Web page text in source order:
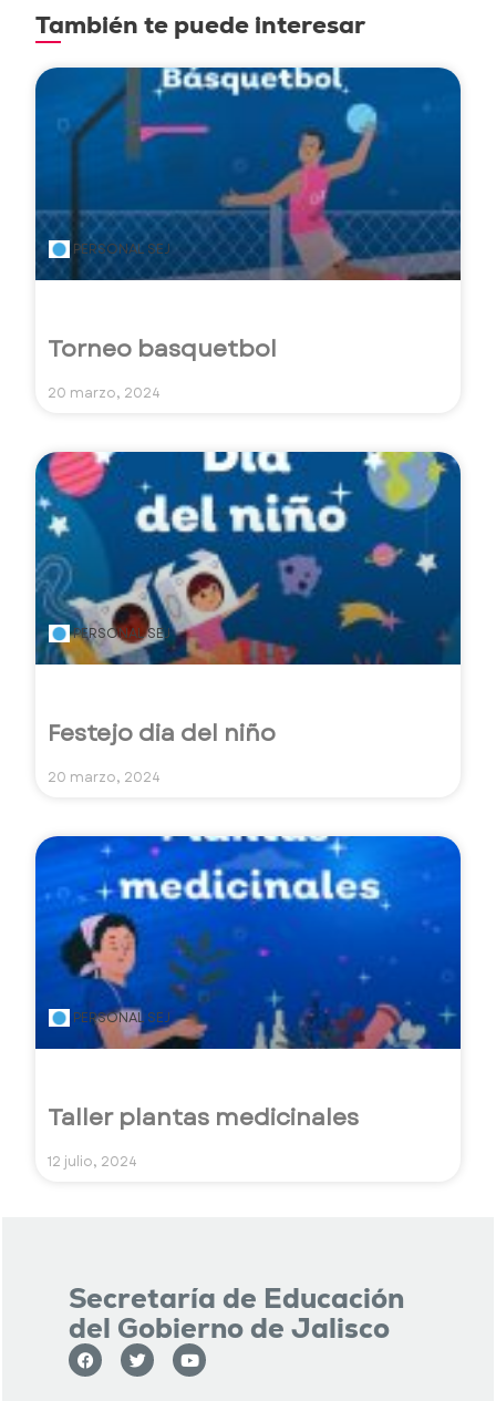
También te puede interesar
PERSONAL SEJ
Torneo basquetbol
20 marzo, 2024
PERSONAL SEJ
Festejo dia del niño
20 marzo, 2024
PERSONAL SEJ
Taller plantas medicinales
12 julio, 2024
Secretaría de Educación
del Gobierno de Jalisco